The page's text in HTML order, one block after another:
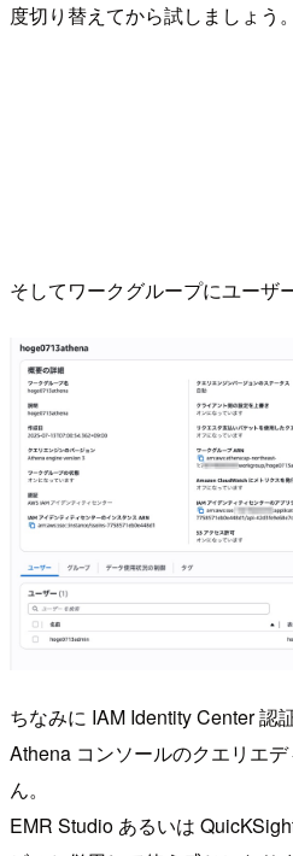
度切り替えてから試しましょう。
そしてワークグループにユーザ
ちなみに IAM Identity Center 認
Athena コンソールのクエリエ
ん。
EMR Studio あるいは